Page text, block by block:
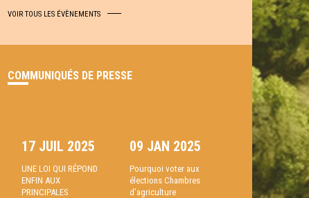
VOIR TOUS LES ÉVÈNEMENTS
COMMUNIQUÉS DE PRESSE
17 JUIL 2025
UNE LOI QUI RÉPOND
ENFIN AUX
PRINCIPALES
09 JAN 2025
Pourquoi voter aux
élections Chambres
d’agriculture